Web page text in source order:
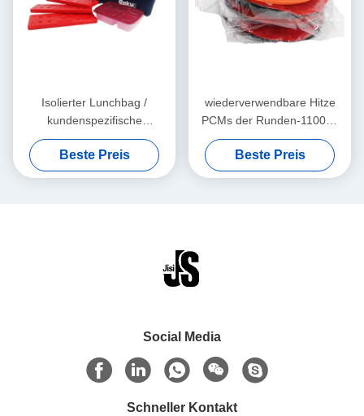
Isolierter Lunchbag /
kundenspezifische
langlebige
wiederverwendbare
Wärmebeutel für Aktivitäten
Beste Preis
wiederverwendbare Hitze
PCMs der Runden-1100ml
verpackt Mikrowelle für
Haustiere
Beste Preis
Social Media
Schneller Kontakt